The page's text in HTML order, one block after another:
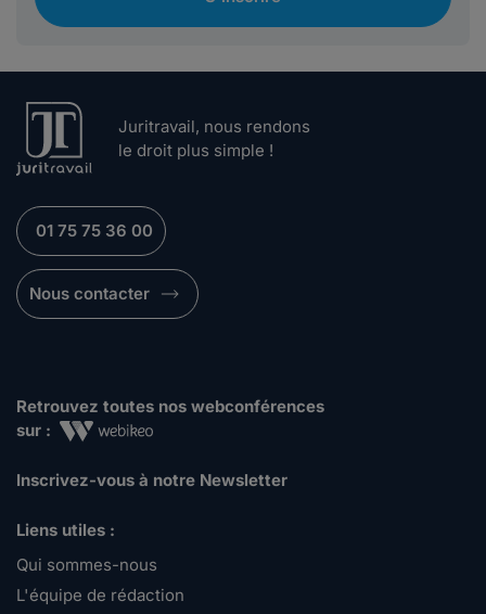
Juritravail, nous rendons
le droit plus simple !
01 75 75 36 00
Nous contacter
Retrouvez toutes nos webconférences
sur :
Inscrivez-vous à notre Newsletter
Liens utiles :
Qui sommes-nous
L'équipe de rédaction